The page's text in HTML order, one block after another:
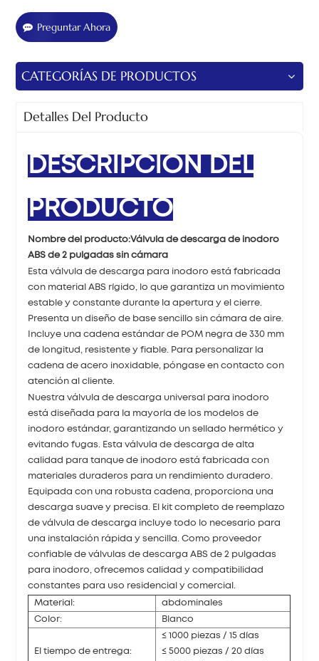
Preguntar Ahora
CATEGORÍAS DE PRODUCTOS
Detalles Del Producto
DESCRIPCIÓN DEL
PRODUCTO
Nombre del producto:Válvula de descarga de inodoro
ABS de 2 pulgadas sin cámara
Esta válvula de descarga para inodoro está fabricada
con material ABS rígido, lo que garantiza un movimiento
estable y constante durante la apertura y el cierre.
Presenta un diseño de base sencillo sin cámara de aire.
Incluye una cadena estándar de POM negra de 330 mm
de longitud, resistente y fiable. Para personalizar la
cadena de acero inoxidable, póngase en contacto con
atención al cliente.
Nuestra válvula de descarga universal para inodoro
está diseñada para la mayoría de los modelos de
inodoro estándar, garantizando un sellado hermético y
evitando fugas. Esta válvula de descarga de alta
calidad para tanque de inodoro está fabricada con
materiales duraderos para un rendimiento duradero.
Equipada con una robusta cadena, proporciona una
descarga suave y precisa. El kit completo de reemplazo
de válvula de descarga incluye todo lo necesario para
una instalación rápida y sencilla. Como proveedor
confiable de válvulas de descarga ABS de 2 pulgadas
para inodoro, ofrecemos calidad y compatibilidad
constantes para uso residencial y comercial.
Material: abdominales
Color: Blanco
El tiempo de entrega:
≤ 1000 piezas / 15 días
≤ 5000 piezas / 20 días